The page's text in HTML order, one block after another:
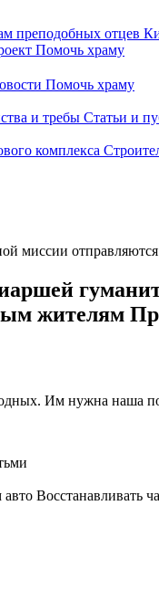
Помочь храму
Помочь храму
и требы Статьи и
комплекса
миссии
жителям
Им нужна наша
Восстанавливать